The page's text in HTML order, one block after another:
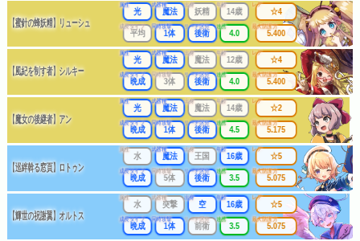
【蜜針の蜂妖精】リューシュ
属性
光
武器種
魔法
出身
妖精
年齢
14歳
成長タイプ
平均
同時攻撃
1体
リーチ区分
後衛
連携
4.0
レア
☆4
最大防護力
5.400
【風紀を制す者】シルキー
属性
光
武器種
魔法
出身
魔法
年齢
12歳
成長タイプ
晩成
同時攻撃
3体
リーチ区分
後衛
連携
4.0
レア
☆4
最大防護力
5.400
【魔女の後継者】アン
属性
光
武器種
魔法
出身
魔法
年齢
14歳
成長タイプ
晩成
同時攻撃
1体
リーチ区分
後衛
連携
4.5
レア
☆2
最大防護力
5.175
【巡絆斡る窓頁】ロトゥン
属性
水
武器種
魔法
出身
王国
年齢
16歳
成長タイプ
晩成
同時攻撃
5体
リーチ区分
後衛
連携
3.5
レア
☆5
最大防護力
5.075
【輝世の祝謝翼】オルトス
属性
水
武器種
突撃
出身
空
年齢
16歳
成長タイプ
晩成
同時攻撃
1体
リーチ区分
前衛
連携
3.5
レア
☆5
最大防護力
5.075